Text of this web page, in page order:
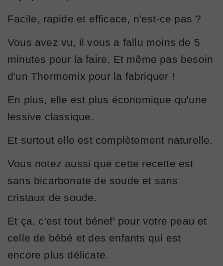
Facile, rapide et efficace, n'est-ce pas ?
Vous avez vu, il vous a fallu moins de 5
minutes pour la faire. Et même pas besoin
d'un Thermomix pour la fabriquer !
En plus, elle est plus économique qu'une
lessive classique.
Et surtout elle est complètement naturelle.
Vous notez aussi que cette recette est
sans bicarbonate de soude et sans
cristaux de soude.
Et ça, c'est tout bénef' pour votre peau et
celle de bébé et des enfants qui est
encore plus délicate.